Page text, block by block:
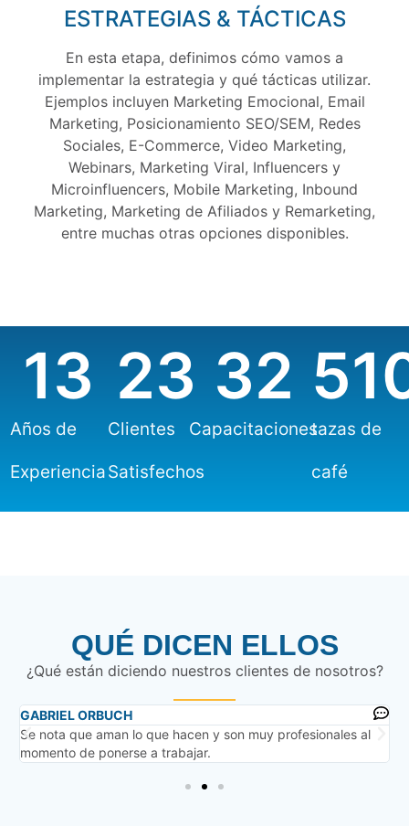
ESTRATEGIAS & TÁCTICAS
En esta etapa, definimos cómo vamos a
implementar la estrategia y qué tácticas utilizar.
Ejemplos incluyen Marketing Emocional, Email
Marketing, Posicionamiento SEO/SEM, Redes
Sociales, E-Commerce, Video Marketing,
Webinars, Marketing Viral, Influencers y
Microinfluencers, Mobile Marketing, Inbound
Marketing, Marketing de Afiliados y Remarketing,
entre muchas otras opciones disponibles.
Años de
Experiencia
13
Clientes
Satisfechos
23
Capacitaciones
32
tazas de
café
QUÉ DICEN ELLOS
¿Qué están diciendo nuestros clientes de nosotros?
GABRIEL ORBUCH
Se nota que aman lo que hacen y son muy profesionales al
momento de ponerse a trabajar.